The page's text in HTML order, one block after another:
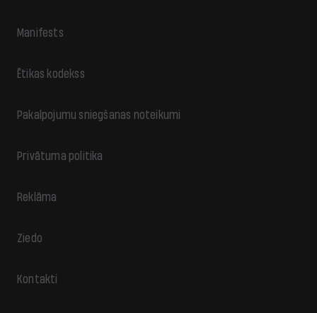
Manifests
Ētikas kodekss
Pakalpojumu sniegšanas noteikumi
Privātuma politika
Reklāma
Ziedo
Kontakti